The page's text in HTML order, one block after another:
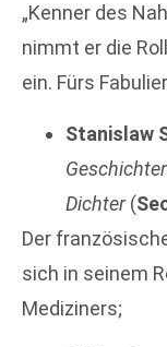
„Kenner des
nimmt er die
ein. Fürs
Stanislaw
Dichter(
Der
sich in seinem
Mediziners;